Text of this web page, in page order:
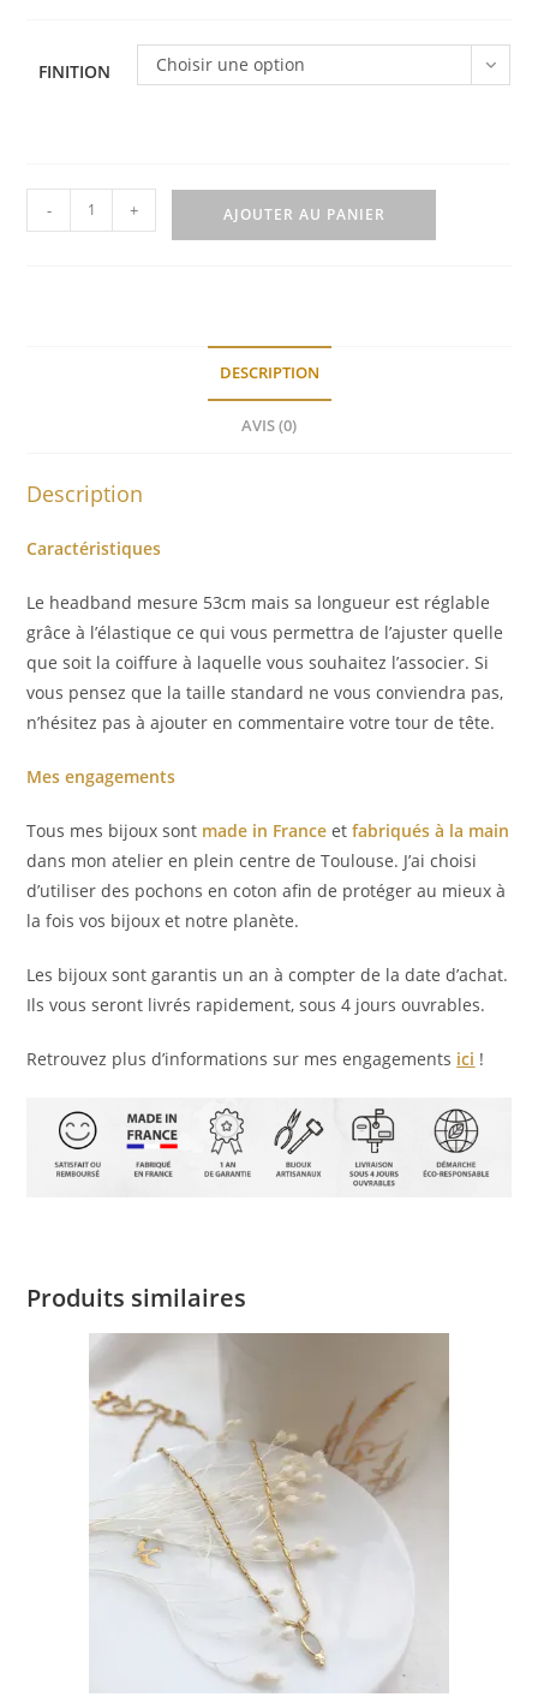
FINITION Choisir une option
quantité
de
- + AJOUTER AU PANIER
DESCRIPTION
AVIS (0)
Description
Caractéristiques
Le headband mesure 53cm mais sa longueur est réglable
grâce à l’élastique ce qui vous permettra de l’ajuster quelle
que soit la coiffure à laquelle vous souhaitez l’associer. Si
vous pensez que la taille standard ne vous conviendra pas,
n’hésitez pas à ajouter en commentaire votre tour de tête.
Mes engagements
Tous mes bijoux sont made in France etfabriqués à la main
dans mon atelier en plein centre de Toulouse. J’ai choisi
d’utiliser des pochons en coton afin de protéger au mieux à
la fois vos bijoux et notre planète.
Les bijoux sont garantis un an à compter de la date d’achat.
Ils vous seront livrés rapidement, sous 4 jours ouvrables.
Retrouvez plus d’informations sur mes engagements ici !
Produits similaires